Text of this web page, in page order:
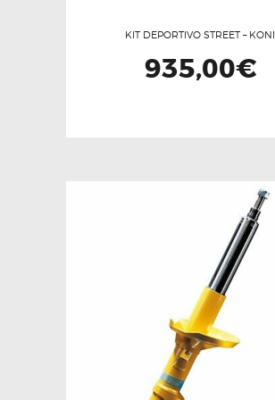
KIT DEPORTIVO STREET – KONI
935,00€